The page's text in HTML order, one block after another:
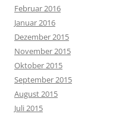
Februar 2016
Januar 2016
Dezember 2015
November 2015
Oktober 2015
September 2015
August 2015
Juli 2015